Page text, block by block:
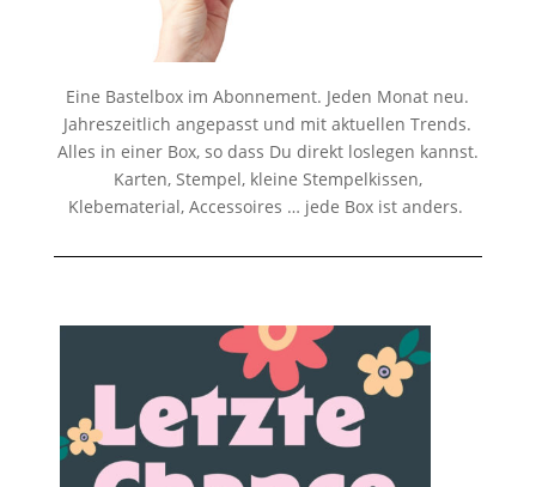
Eine Bastelbox im Abonnement. Jeden Monat neu.
Jahreszeitlich angepasst und mit aktuellen Trends.
Alles in einer Box, so dass Du direkt loslegen kannst.
Karten, Stempel, kleine Stempelkissen,
Klebematerial, Accessoires … jede Box ist anders.